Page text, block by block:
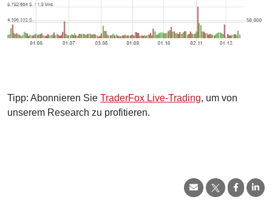
Tipp: Abonnieren Sie TraderFox Live-Trading, um von
unserem Research zu profitieren.